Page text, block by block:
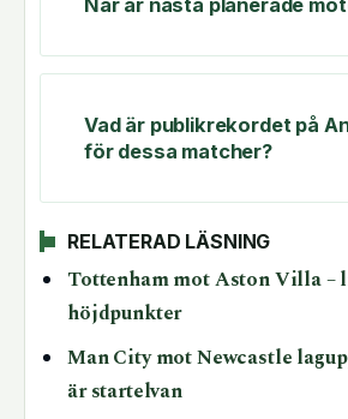
Vad är publikrekordet på
för dessa matcher?
RELATERAD LÄSNING
Tottenham mot Aston Villa –
höjdpunkter
Man City mot Newcastle
är startelvan